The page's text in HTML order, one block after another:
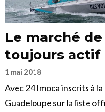
Le marché de
toujours actif
1 mai 2018
Avec 24 Imoca inscrits à
Guadeloupe sur la liste